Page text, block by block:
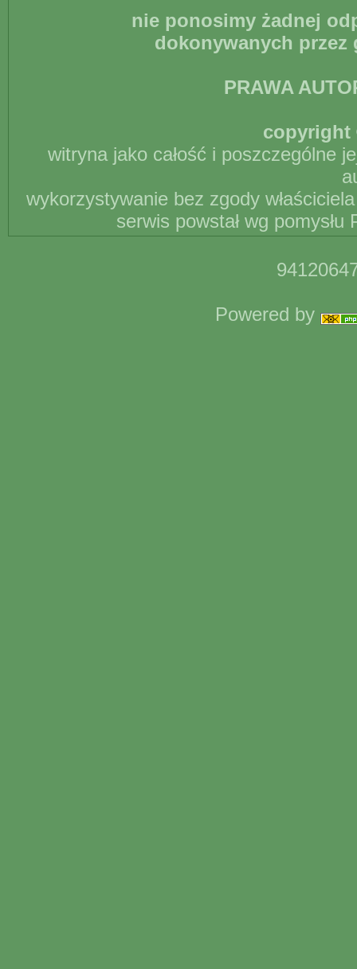
nie ponosimy żadnej
dokonywanych
PRAWA
copyright
witryna jako całość i poszczególne
wykorzystywanie bez zgody
serwis powstał wg
Powered by